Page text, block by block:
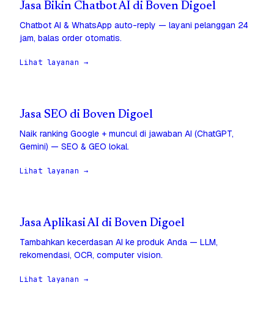
Jasa Bikin Chatbot AI di Boven Digoel
Chatbot AI & WhatsApp auto-reply — layani pelanggan 24
jam, balas order otomatis.
Lihat layanan →
Jasa SEO di Boven Digoel
Naik ranking Google + muncul di jawaban AI (ChatGPT,
Gemini) — SEO & GEO lokal.
Lihat layanan →
Jasa Aplikasi AI di Boven Digoel
Tambahkan kecerdasan AI ke produk Anda — LLM,
rekomendasi, OCR, computer vision.
Lihat layanan →